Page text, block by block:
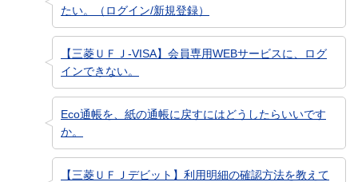
たい。（ログイン/新規登録）
【三菱ＵＦＪ-VISA】会員専用WEBサービスに、ログ
インできない。
Eco通帳を、紙の通帳に戻すにはどうしたらいいです
か。
【三菱ＵＦＪデビット】利用明細の確認方法を教えて